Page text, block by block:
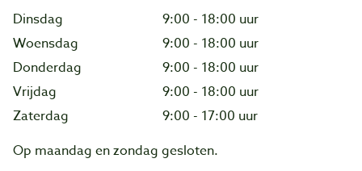
Dinsdag
9:00 - 18:00 uur
Woensdag
9:00 - 18:00 uur
Donderdag
9:00 - 18:00 uur
Vrijdag
9:00 - 18:00 uur
Zaterdag
9:00 - 17:00 uur
Op maandag en zondag gesloten.